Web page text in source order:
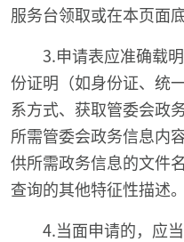
服务台领取或在本页面
3.申请表应准确载
份证明（如身份证、统
系方式、获取管委会政
所需管委会政务信息内
供所需政务信息的文件
查询的其他特征性描述。
4.当面申请的，应